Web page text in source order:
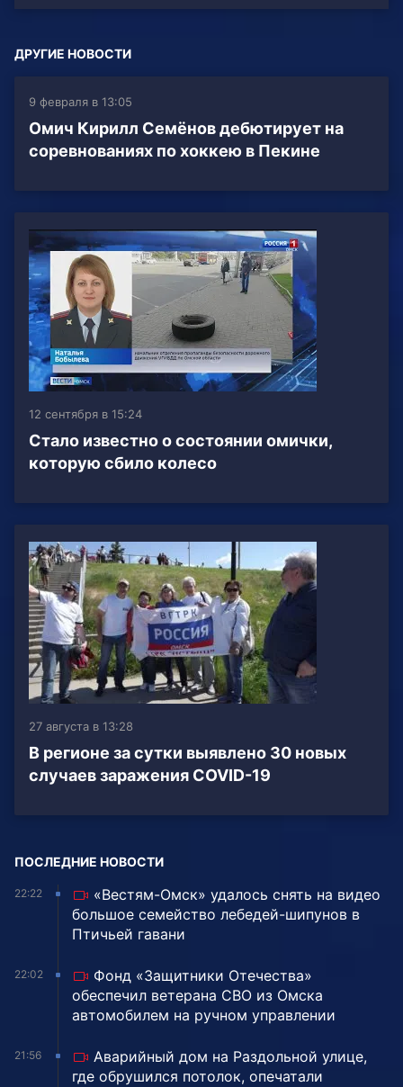
ДРУГИЕ НОВОСТИ
9 февраля в 13:05
Омич Кирилл Семёнов дебютирует на
соревнованиях по хоккею в Пекине
12 сентября в 15:24
Стало известно о состоянии омички,
которую сбило колесо
27 августа в 13:28
В регионе за сутки выявлено 30 новых
случаев заражения COVID-19
ПОСЛЕДНИЕ НОВОСТИ
22:22
«Вестям-Омск» удалось снять на видео
большое семейство лебедей-шипунов в
Птичьей гавани
22:02
Фонд «Защитники Отечества»
обеспечил ветерана СВО из Омска
автомобилем на ручном управлении
21:56
Аварийный дом на Раздольной улице,
где обрушился потолок, опечатали